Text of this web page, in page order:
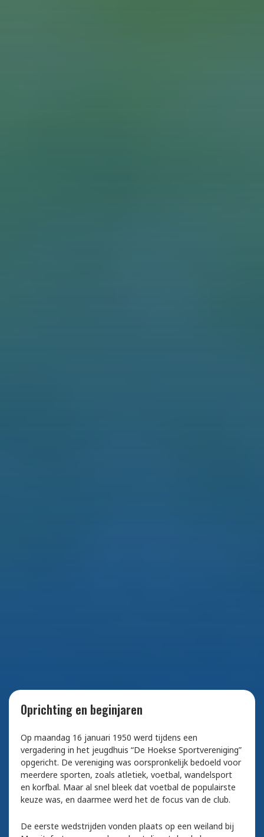
Oprichting en beginjaren
Op maandag 16 januari 1950 werd tijdens een
vergadering in het jeugdhuis “De Hoekse Sportvereniging”
opgericht. De vereniging was oorspronkelijk bedoeld voor
meerdere sporten, zoals atletiek, voetbal, wandelsport
en korfbal. Maar al snel bleek dat voetbal de populairste
keuze was, en daarmee werd het de focus van de club.
De eerste wedstrijden vonden plaats op een weiland bij